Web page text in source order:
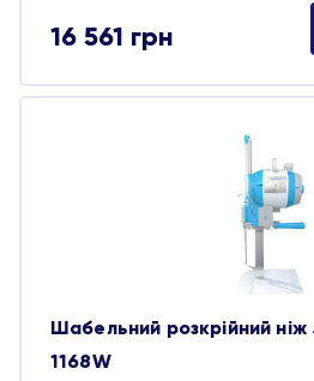
16 561 грн
Шабельний розкрійний ніж
1168W